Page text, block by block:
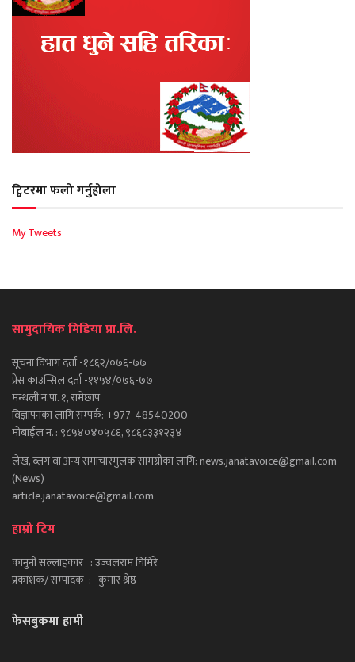
ट्विटरमा फलो गर्नुहोला
My Tweets
सामुदायिक मिडिया प्रा.लि.
सूचना विभाग दर्ता -१८६२/०७६-७७
प्रेस काउन्सिल दर्ता -११५४/०७६-७७
मन्थली न.पा. १, रामेछाप
विज्ञापनका लागि सम्पर्क: +977-48540200
मोबाईल नं. : ९८५४०४०५८६, ९८६८३३१२३४
लेख, ब्लग वा अन्य समाचारमुलक सामग्रीका लागि: news.janatavoice@gmail.com
(News)
article.janatavoice@gmail.com
हाम्रो टिम
कानुनी सल्लाहकार : उज्वलराम घिमिरे
प्रकाशक/ सम्पादक : कुमार श्रेष्ठ
फेसबुकमा हामी